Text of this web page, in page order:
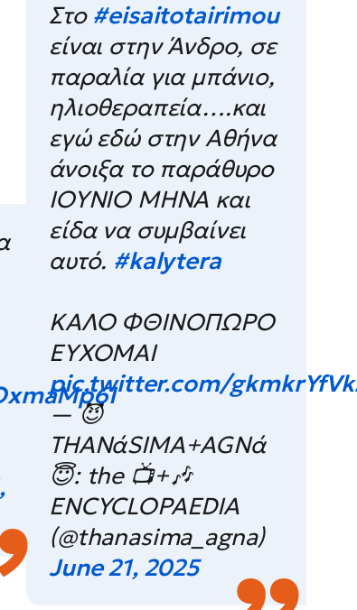
Στο #eisaitotairimou
είναι στην Άνδρο, σε
παραλία για μπάνιο,
ηλιοθεραπεία….και
εγώ εδώ στην Αθήνα
άνοιξα το παράθυρο
ΙΟΥΝΙΟ ΜΗΝΑ και
είδα να συμβαίνει
αυτό. #kalytera
ΚΑΛΟ ΦΘΙΝΟΠΩΡΟ
ΕΥΧΟΜΑΙ
pic.twitter.com/
— 😈
THANάSIMA+AGΝά
😇: the 📺+🎶
ENCYCLOPAEDIA
(@thanasima_agna)
June 21, 2025